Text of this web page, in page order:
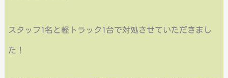
スタッフ1名と軽トラック1台で対処させていただきまし
た！